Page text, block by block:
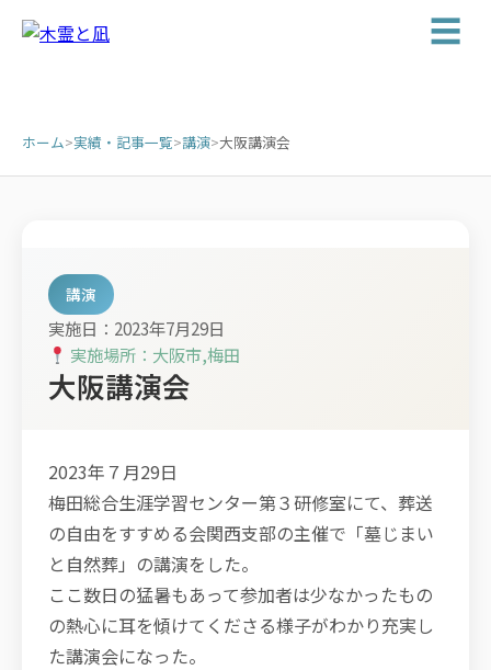
☰
ホーム>実績・記事一覧>講演>大阪講演会
講演
実施日：2023年7月29日
実施場所：大阪市,梅田
大阪講演会
2023年７月29日
梅田総合生涯学習センター第３研修室にて、葬送
の自由をすすめる会関西支部の主催で「墓じまい
と自然葬」の講演をした。
ここ数日の猛暑もあって参加者は少なかったもの
の熱心に耳を傾けてくださる様子がわかり充実し
た講演会になった。